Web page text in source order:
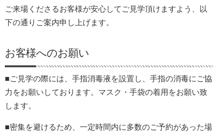
会社案内
ご来場くださるお客様が安心してご見学頂けますよう、以
下の通りご案内申し上げます。
お客様へのお願い
■ご見学の際には、手指消毒液を設置し、手指の消毒にご協
力をお願いしております。マスク・手袋の着用をお願い致
します。
■密集を避けるため、一定時間内に多数のご予約があった場